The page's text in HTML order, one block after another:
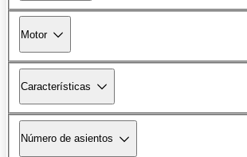
Motor
Características
Número de asientos